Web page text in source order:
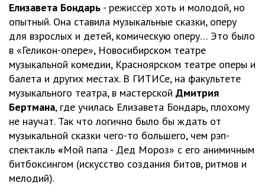
Елизавета Бондарь - режиссёр хоть и молодой, но
опытный. Она ставила музыкальные сказки, оперу
для взрослых и детей, комическую оперу… Это было
в «Геликон-опере», Новосибирском театре
музыкальной комедии, Красноярском театре оперы и
балета и других местах. В ГИТИСе, на факультете
музыкального театра, в мастерской Дмитрия
Бертмана, где училась Елизавета Бондарь, плохому
не научат. Так что логично было бы ждать от
музыкальной сказки чего-то большего, чем рэп-
спектакль «Мой папа - Дед Мороз» с его анимичным
битбоксингом (искусство создания битов, ритмов и
мелодий).